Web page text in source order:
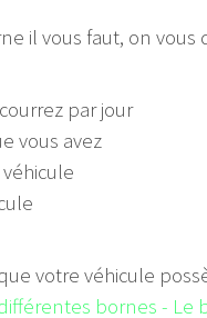
il vous faut, on
par jour
vous avez
votre véhicule
bornes - Le